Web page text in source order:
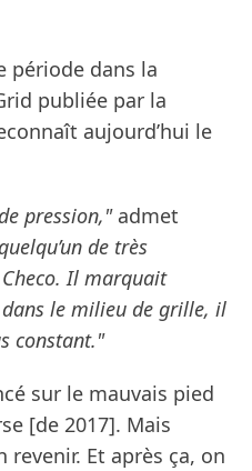
période dans la
publiée par la
aujourd’hui le
pression,"admet
de très
Il marquait
le milieu de grille, il
constant."
sur le mauvais pied
[de 2017]. Mais
revenir. Et après ça, on